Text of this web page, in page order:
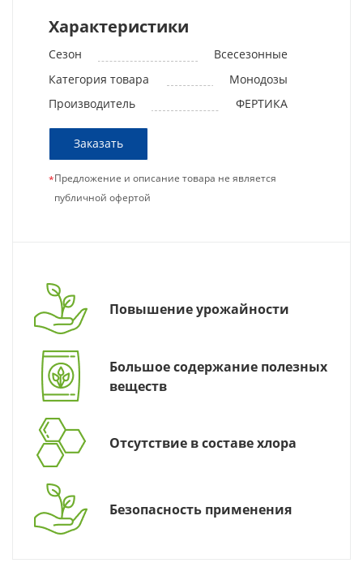
Характеристики
Сезон
Всесезонные
Категория товара
Монодозы
Производитель
ФЕРТИКА
Заказать
*Предложение и описание товара не является
публичной офертой
Повышение урожайности
Большое содержание полезных
веществ
Отсутствие в составе хлора
Безопасность применения